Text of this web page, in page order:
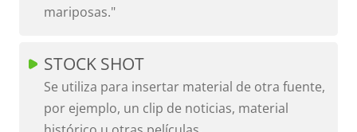
mariposas."
STOCK SHOT
Se utiliza para insertar material de otra fuente,
por ejemplo, un clip de noticias, material